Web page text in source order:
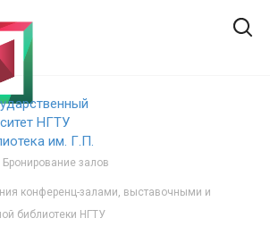
НГТУ
им. Г.П.
Бронирование залов
конференц-залами, выставочными и
библиотеки НГТУ